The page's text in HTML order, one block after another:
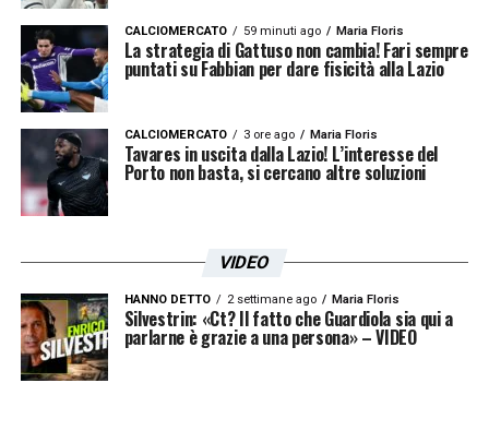
Rassegna stampa Lazio: prime pagine quotidiani sportivi -
23 maggio 2026 25
CALCIOMERCATO 59 minuti ago Maria Floris
La strategia di Gattuso non cambia! Fari sempre
puntati su Fabbian per dare fisicità alla Lazio
CALCIOMERCATO 3 ore ago Maria Floris
Tavares in uscita dalla Lazio! L’interesse del
Porto non basta, si cercano altre soluzioni
VIDEO
HANNO DETTO 2 settimane ago Maria Floris
Silvestrin: «Ct? Il fatto che Guardiola sia qui a
parlarne è grazie a una persona» – VIDEO